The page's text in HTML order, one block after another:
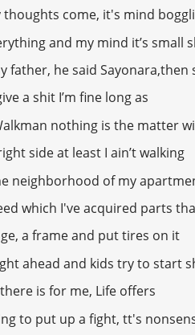
thoughts come, it's mind
and my mind it’s small
father, he said Sayonara,then
a shit I’m fine long as
nothing is the matter
side at least I ain’t walking
neighborhood of my
which I've acquired parts
a frame and put tires on it
ahead and kids try to start
is for me, Life offers
to put up a fight, tt's